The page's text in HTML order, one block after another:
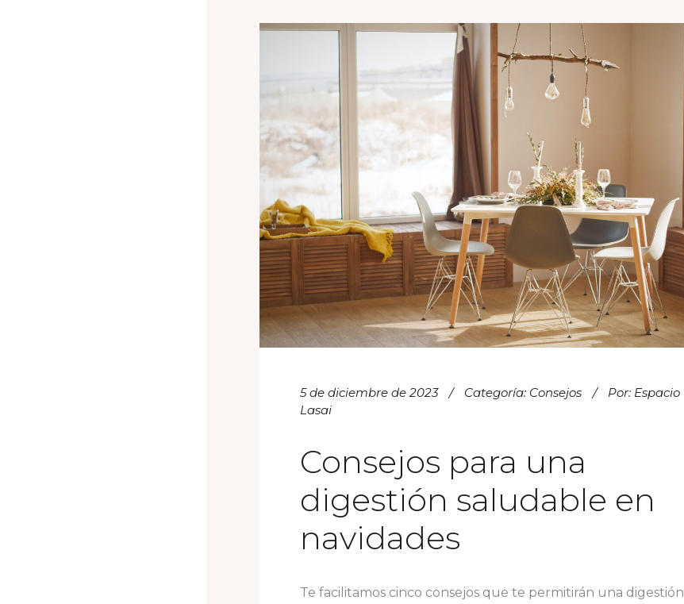
5 de diciembre de 2023 Categoría: Consejos Por: Espacio
Lasai
Consejos para una
digestión saludable en
navidades
Te facilitamos cinco consejos que te permitirán una digestión